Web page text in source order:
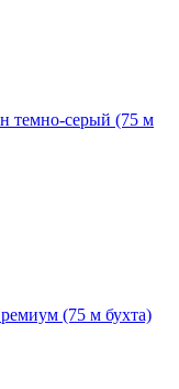
темно-серый (75 м
(75 м бухта)